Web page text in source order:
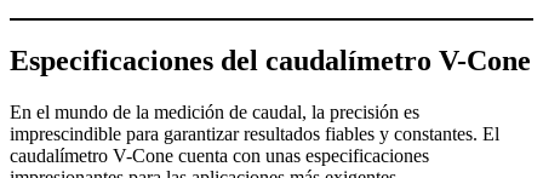
Especificaciones del caudalímetro V-Cone
En el mundo de la medición de caudal, la precisión es
imprescindible para garantizar resultados fiables y constantes. El
caudalímetro V-Cone cuenta con unas especificaciones